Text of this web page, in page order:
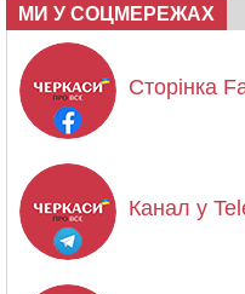
МИ У СОЦМЕРЕЖАХ
Сторінка
Канал у